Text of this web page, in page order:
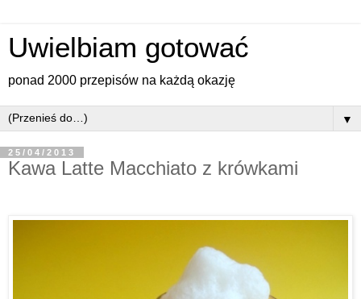
Uwielbiam gotować
ponad 2000 przepisów na każdą okazję
▼
25/04/2013
Kawa Latte Macchiato z krówkami